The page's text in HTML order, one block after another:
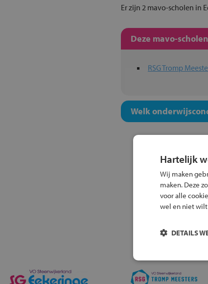
Er zijn 2 mavo-scholen in
Deze mavo-
RSG Tromp
Welk
Hartelijk
Wij maken
maken. Deze
voor alle
wel en niet
DETAILS